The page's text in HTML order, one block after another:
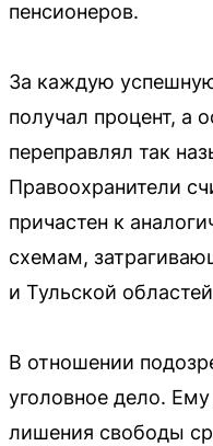
пенсионеров.
За каждую
получал процент, а
переправлял так
Правоохранители
причастен к
схемам,
и Тульской
В отношении
уголовное дело.
лишения свободы